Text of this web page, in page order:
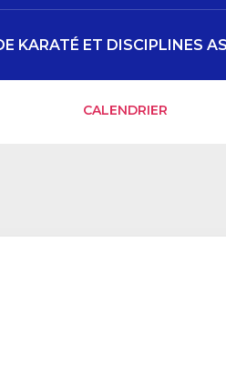
CALENDRIER
KARATÉ ET DISCIPLINES